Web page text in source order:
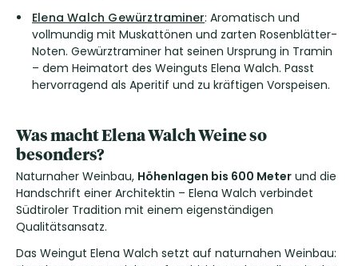
Elena Walch Gewürztraminer: Aromatisch und
vollmundig mit Muskattönen und zarten Rosenblätter-
Noten. Gewürztraminer hat seinen Ursprung in Tramin
– dem Heimatort des Weinguts Elena Walch. Passt
hervorragend als Aperitif und zu kräftigen Vorspeisen.
Was macht Elena Walch Weine so
besonders?
Naturnaher Weinbau, Höhenlagen bis 600 Meter und die
Handschrift einer Architektin – Elena Walch verbindet
Südtiroler Tradition mit einem eigenständigen
Qualitätsansatz.
Das Weingut Elena Walch setzt auf naturnahen Weinbau: